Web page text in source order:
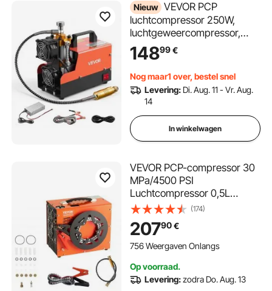
Nieuw VEVOR PCP
luchtcompressor 250W,
luchtgeweercompressor,
300 bar, DC 12V, AC 230V,
4500 PSI 30 MPa,
ventilatorkoeling, handmatige
stop, converter voor thuis-
en buitengebruik,
paintball- en duikflessen
14899€
Nog maar1 over, bestel snel
Levering: Di. Aug. 11 - Vr. Aug.
14
In winkelwagen
VEVOR PCP-compressor 30
MPa/4500 PSI
Luchtcompressor 0,5L
Draagbare PCP DC12V &
AC120V Compressor 25 min.
bedrijfscyclus Luchtpomp
600W
Hogedrukpomp
Luchtgeweer
(174)
20790€
756 Weergaven Onlangs
Op voorraad.
Levering:zodra Do. Aug. 13